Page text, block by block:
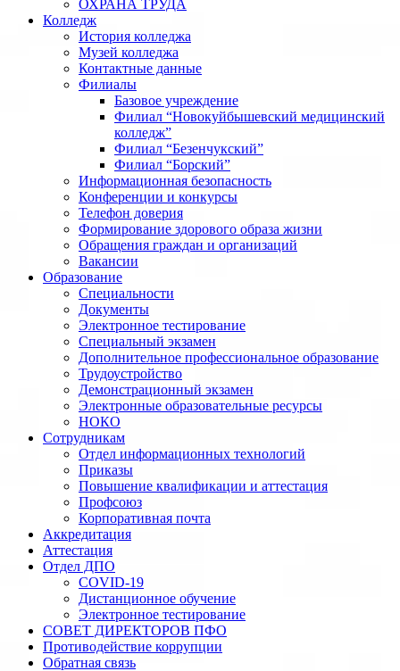
ОХРАНА ТРУДА
Колледж
История колледжа
Музей колледжа
Контактные данные
Филиалы
Базовое учреждение
Филиал “Новокуйбышевский медицинский
колледж”
Филиал “Безенчукский”
Филиал “Борский”
Информационная безопасность
Конференции и конкурсы
Телефон доверия
Формирование здорового образа жизни
Обращения граждан и организаций
Вакансии
Образование
Специальности
Документы
Электронное тестирование
Специальный экзамен
Дополнительное профессиональное образование
Трудоустройство
Демонстрационный экзамен
Электронные образовательные ресурсы
НОКО
Сотрудникам
Отдел информационных технологий
Приказы
Повышение квалификации и аттестация
Профсоюз
Корпоративная почта
Аккредитация
Аттестация
Отдел ДПО
COVID-19
Дистанционное обучение
Электронное тестирование
СОВЕТ ДИРЕКТОРОВ ПФО
Противодействие коррупции
Обратная связь